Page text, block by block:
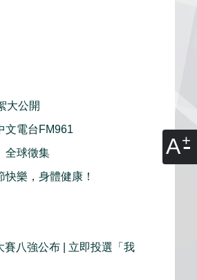
A
大公開
文電台FM961
全球徵集
樂，身體健康！
八強公布 | 立即投選「我